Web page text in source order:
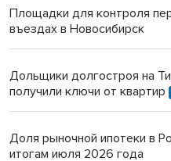
Площадки для контроля
въездах в Новосибирск
Дольщики долгостроя на
получили ключи от квартир
Доля рыночной ипотеки в
итогам июля 2026 года